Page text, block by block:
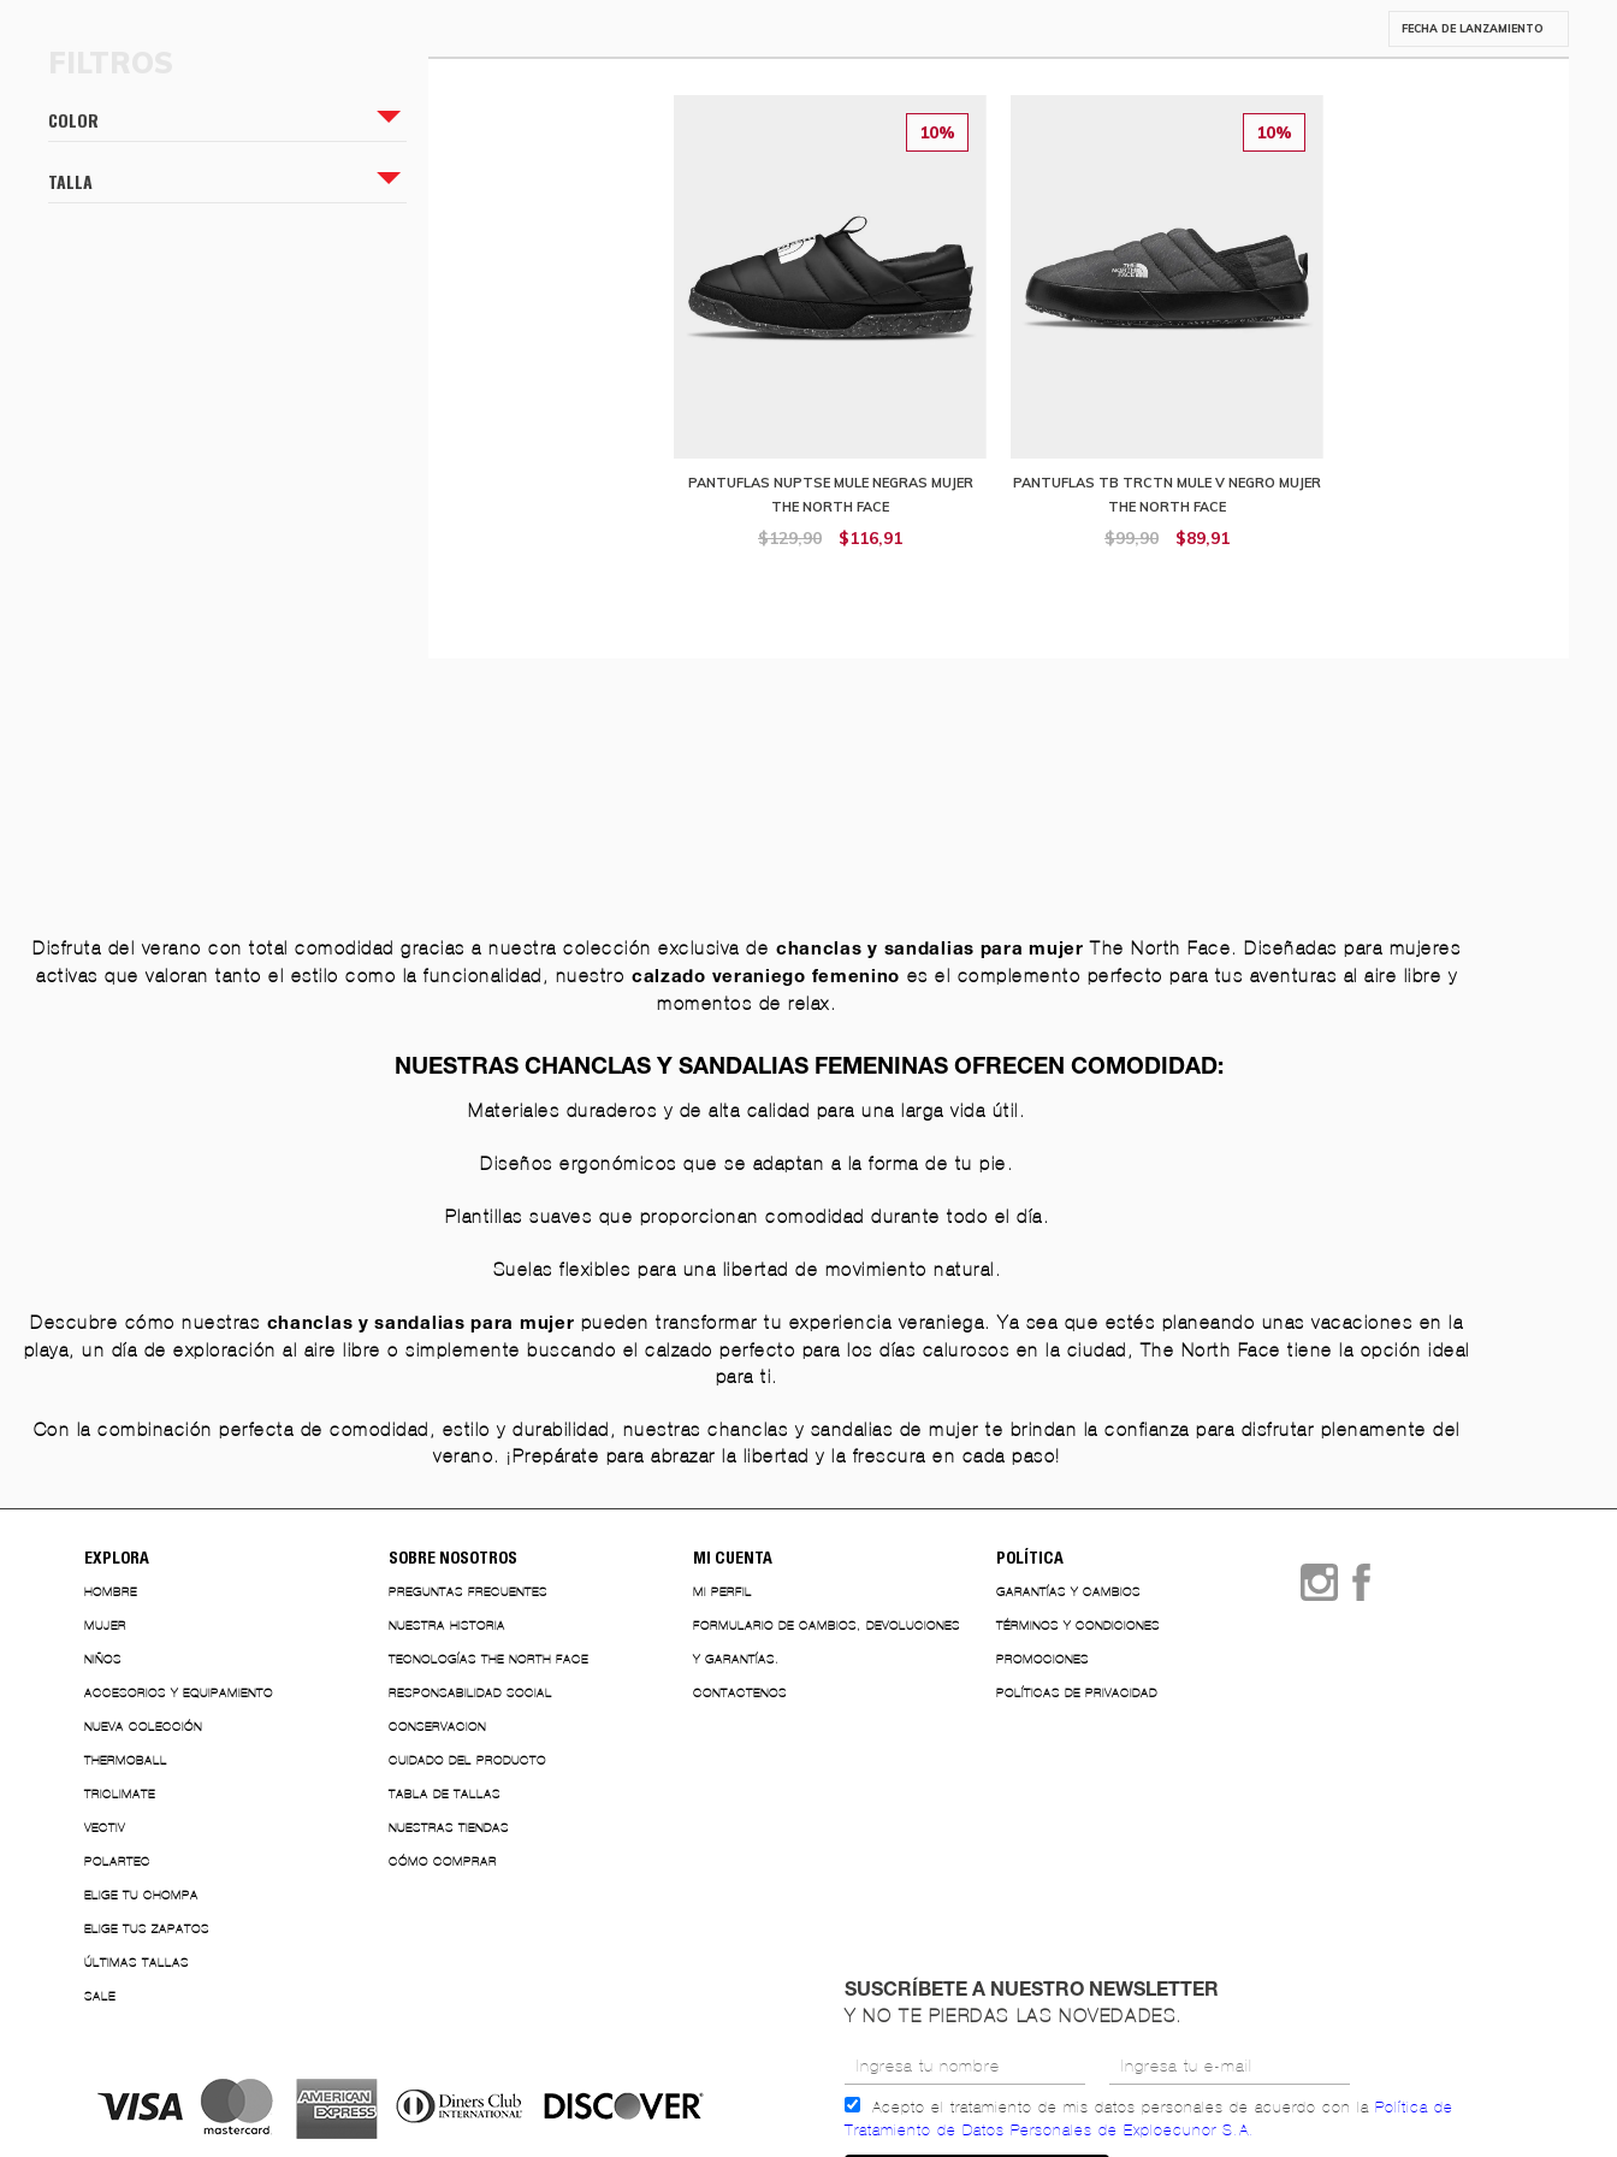
COLOR
TALLA
10%
PANTUFLAS NUPTSE MULE NEGRAS MUJER
THE NORTH FACE
$129,90 $116,91
10%
PANTUFLAS TB TRCTN MULE V NEGRO MUJER
THE NORTH FACE
$99,90 $89,91
Disfruta del verano con total comodidad gracias a nuestra colección exclusiva de chanclas y sandalias para mujer The North Face. Diseñadas para mujeres
activas que valoran tanto el estilo como la funcionalidad, nuestro calzado veraniego femenino es el complemento perfecto para tus aventuras al aire libre y
momentos de relax.
NUESTRAS CHANCLAS Y SANDALIAS FEMENINAS OFRECEN COMODIDAD:
Materiales duraderos y de alta calidad para una larga vida útil.
Diseños ergonómicos que se adaptan a la forma de tu pie.
Plantillas suaves que proporcionan comodidad durante todo el día.
Suelas flexibles para una libertad de movimiento natural.
Descubre cómo nuestras chanclas y sandalias para mujer pueden transformar tu experiencia veraniega. Ya sea que estés planeando unas vacaciones en la
playa, un día de exploración al aire libre o simplemente buscando el calzado perfecto para los días calurosos en la ciudad, The North Face tiene la opción ideal
para ti.
Con la combinación perfecta de comodidad, estilo y durabilidad, nuestras chanclas y sandalias de mujer te brindan la confianza para disfrutar plenamente del
verano. ¡Prepárate para abrazar la libertad y la frescura en cada paso!
EXPLORA
HOMBRE
MUJER
NIÑOS
ACCESORIOS Y EQUIPAMIENTO
NUEVA COLECCIÓN
THERMOBALL
TRICLIMATE
VECTIV
POLARTEC
ELIGE TU CHOMPA
ELIGE TUS ZAPATOS
ÚLTIMAS TALLAS
SALE
SOBRE NOSOTROS
PREGUNTAS FRECUENTES
NUESTRA HISTORIA
TECNOLOGÍAS THE NORTH FACE
RESPONSABILIDAD SOCIAL
CONSERVACION
CUIDADO DEL PRODUCTO
TABLA DE TALLAS
NUESTRAS TIENDAS
CÓMO COMPRAR
MI CUENTA
MI PERFIL
FORMULARIO DE CAMBIOS, DEVOLUCIONES
Y GARANTÍAS.
CONTACTENOS
POLÍTICA
GARANTÍAS Y CAMBIOS
TÉRMINOS Y CONDICIONES
PROMOCIONES
POLÍTICAS DE PRIVACIDAD
SUSCRÍBETE A NUESTRO NEWSLETTER
Y NO TE PIERDAS LAS NOVEDADES.
Acepto el tratamiento de mis datos personales de acuerdo con la Política de
Tratamiento de Datos Personales de Exploecunor S.A.